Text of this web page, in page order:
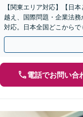
【関東エリア対応】【日
越え、国際問題・企業法
対応。日本全国どこから
歩を踏み出してみません
電話でお問い合